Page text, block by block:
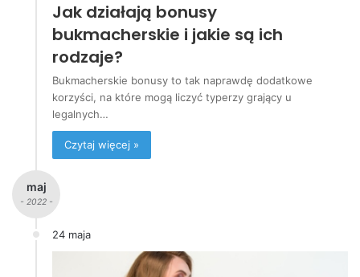
Jak działają bonusy
bukmacherskie i jakie są ich
rodzaje?
Bukmacherskie bonusy to tak naprawdę dodatkowe
korzyści, na które mogą liczyć typerzy grający u
legalnych…
Czytaj więcej »
maj
- 2022 -
24 maja